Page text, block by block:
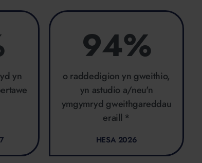
yn
94%
o raddedigion yn gweithio,
yn astudio a/neu'n
ymgymryd gweithgareddau
eraill *
HESA 2026